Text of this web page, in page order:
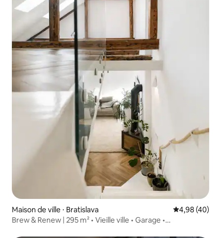
Maison de ville ⋅ Bratislava Évaluation
4,98 (40)
Brew & Renew | 295 m² • Vieille ville • Garage •